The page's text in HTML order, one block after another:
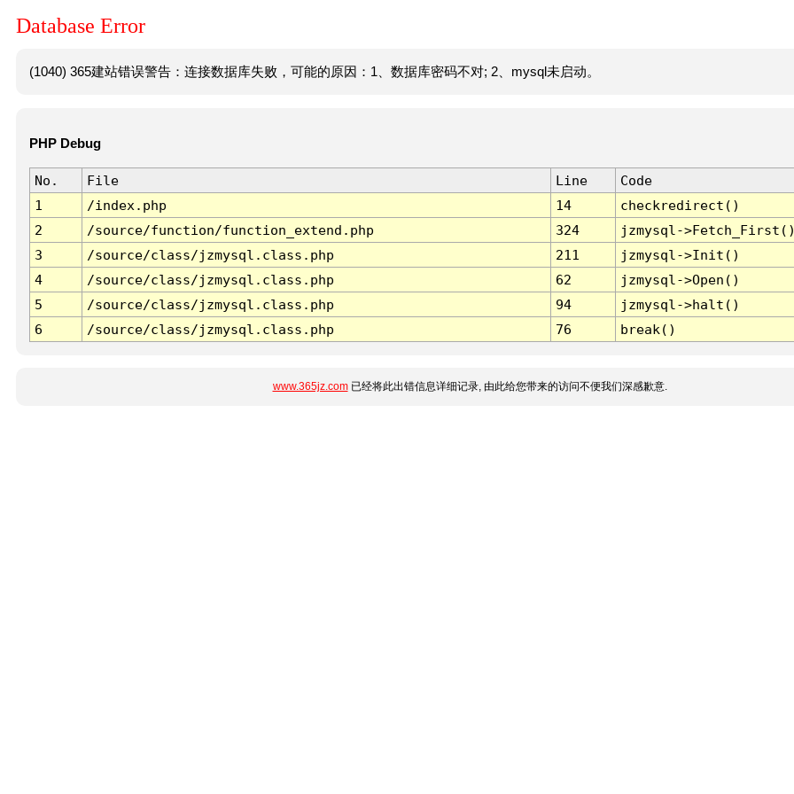
Database Error
(1040) 365建站错误警告：连接数据库失败，可能的原因：1、数据库密码不对; 2、mysql未启动。
PHP Debug
No. File Line
Code
1
/index.php 14
checkredirect()
2
/source/function/function_extend.php 324
jzmysql-
3
/source/class/jzmysql.class.php 211
jzmysql->Init()
4
/source/class/jzmysql.class.php 62
jzmysql->Open()
5
/source/class/jzmysql.class.php 94
jzmysql->halt()
6
/source/class/jzmysql.class.php 76 break()
www.365jz.com已经将此出错信息详细记录, 由此给您带来的访问不便我们深感歉意.